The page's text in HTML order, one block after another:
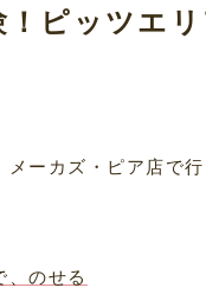
！ピッツエ
ーカズ・ピア店で
、のせる